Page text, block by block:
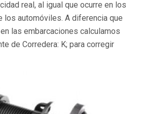
real, al igual que ocurre en los
los automóviles. A diferencia que
las embarcaciones calculamos
de Corredera: K; para corregir